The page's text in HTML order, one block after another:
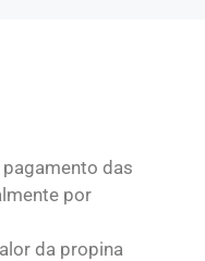
das
por
da propina